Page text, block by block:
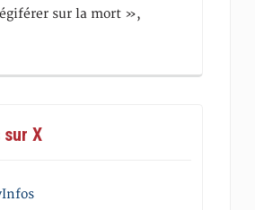
sur la mort »,
X